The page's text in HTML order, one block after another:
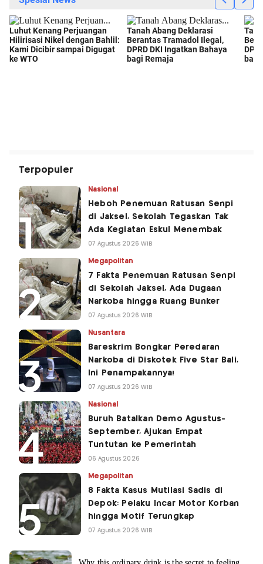
Terpopuler
Nasional
Heboh Penemuan Ratusan Senpi
di Jaksel, Sekolah Tegaskan Tak
Ada Kegiatan Eskul Menembak
07 Agustus 2026 WIB
Megapolitan
7 Fakta Penemuan Ratusan Senpi
di Sekolah Jaksel, Ada Dugaan
Narkoba hingga Ruang Bunker
07 Agustus 2026 WIB
Nusantara
Bareskrim Bongkar Peredaran
Narkoba di Diskotek Five Star Bali,
Ini Penampakannya!
07 Agustus 2026 WIB
Nasional
Buruh Batalkan Demo Agustus-
September, Ajukan Empat
Tuntutan ke Pemerintah
06 Agustus 2026
Megapolitan
8 Fakta Kasus Mutilasi Sadis di
Depok: Pelaku Incar Motor Korban
hingga Motif Terungkap
07 Agustus 2026 WIB